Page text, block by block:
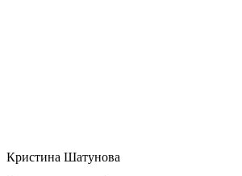
Кристина Шатунова